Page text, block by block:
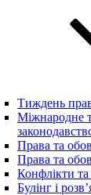
Тиждень
Міжнародне
Права та
Права та
Конфлікти та
Булінг і